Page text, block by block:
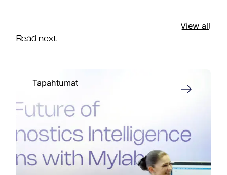
Read next
View all
Tapahtumat